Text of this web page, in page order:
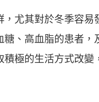
，尤其對於冬季容
糖、高血脂的患者
極的生活方式改